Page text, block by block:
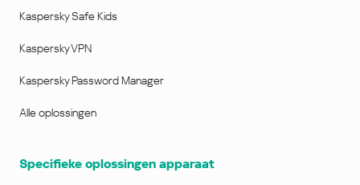
Kaspersky Safe Kids
Kaspersky VPN
Kaspersky Password Manager
Alle oplossingen
Specifieke oplossingen apparaat